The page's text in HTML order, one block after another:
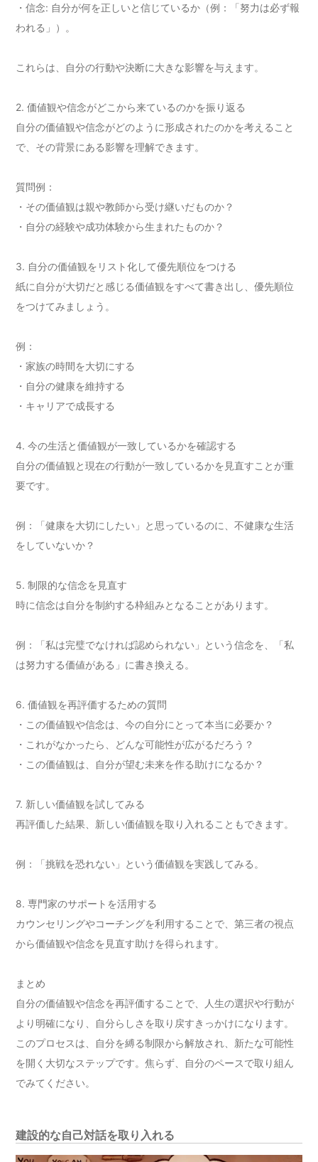
・信念: 自分が何を正しいと信じているか（例：「努力は必ず報
われる」）。
これらは、自分の行動や決断に大きな影響を与えます。
2. 価値観や信念がどこから来ているのかを振り返る
自分の価値観や信念がどのように形成されたのかを考えること
で、その背景にある影響を理解できます。
質問例：
・その価値観は親や教師から受け継いだものか？
・自分の経験や成功体験から生まれたものか？
3. 自分の価値観をリスト化して優先順位をつける
紙に自分が大切だと感じる価値観をすべて書き出し、優先順位
をつけてみましょう。
例：
・家族の時間を大切にする
・自分の健康を維持する
・キャリアで成長する
4. 今の生活と価値観が一致しているかを確認する
自分の価値観と現在の行動が一致しているかを見直すことが重
要です。
例：「健康を大切にしたい」と思っているのに、不健康な生活
をしていないか？
5. 制限的な信念を見直す
時に信念は自分を制約する枠組みとなることがあります。
例：「私は完璧でなければ認められない」という信念を、「私
は努力する価値がある」に書き換える。
6. 価値観を再評価するための質問
・この価値観や信念は、今の自分にとって本当に必要か？
・これがなかったら、どんな可能性が広がるだろう？
・この価値観は、自分が望む未来を作る助けになるか？
7. 新しい価値観を試してみる
再評価した結果、新しい価値観を取り入れることもできます。
例：「挑戦を恐れない」という価値観を実践してみる。
8. 専門家のサポートを活用する
カウンセリングやコーチングを利用することで、第三者の視点
から価値観や信念を見直す助けを得られます。
まとめ
自分の価値観や信念を再評価することで、人生の選択や行動が
より明確になり、自分らしさを取り戻すきっかけになります。
このプロセスは、自分を縛る制限から解放され、新たな可能性
を開く大切なステップです。焦らず、自分のペースで取り組ん
でみてください。
建設的な自己対話を取り入れる